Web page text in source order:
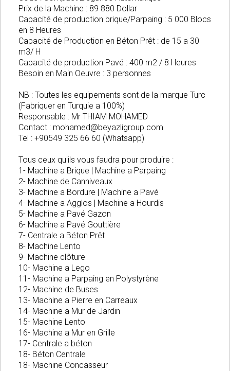
Prix de la Machine : 89 880 Dollar
Capacité de production brique/Parpaing : 5 000 Blocs
en 8 Heures
Capacité de Production en Béton Prêt : de 15 a 30
m3/ H
Capacité de production Pavé : 400 m2 / 8 Heures
Besoin en Main Oeuvre : 3 personnes
NB : Toutes les equipements sont de la marque Turc
(Fabriquer en Turquie a 100%)
Responsable : Mr THIAM MOHAMED
Contact : mohamed@beyazligroup.com
Tel : +90549 325 66 60 (Whatsapp)
Tous ceux qu'ils vous faudra pour produire :
1- Machine a Brique | Machine a Parpaing
2- Machine de Canniveaux
3- Machine a Bordure | Machine a Pavé
4- Machine a Agglos | Machine a Hourdis
5- Machine a Pavé Gazon
6- Machine a Pavé Gouttière
7- Centrale a Béton Prêt
8- Machine Lento
9- Machine clôture
10- Machine a Lego
11- Machine a Parpaing en Polystyrène
12- Machine de Buses
13- Machine a Pierre en Carreaux
14- Machine a Mur de Jardin
15- Machine Lento
16- Machine a Mur en Grille
17- Centrale a béton
18- Béton Centrale
18- Machine Concasseur